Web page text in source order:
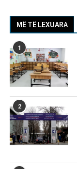
MË TË LEXUARA
1
2